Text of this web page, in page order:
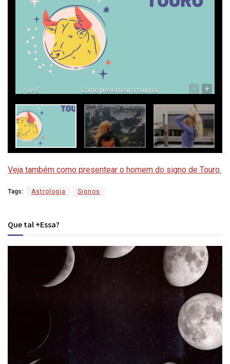
1 de 5 Como presentear a taurina - +
Veja também como presentear o homem do signo de Touro.
Tags: Astrologia Signos
Que tal +Essa?